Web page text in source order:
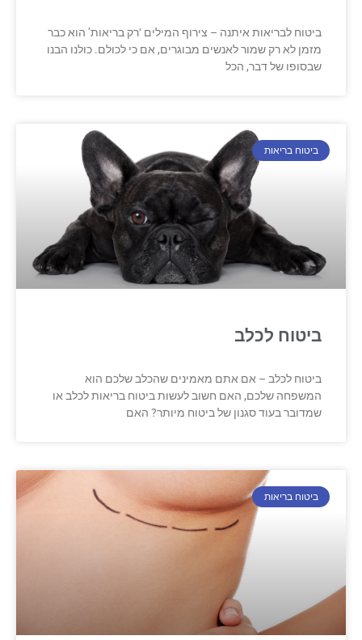
ביטוח לבריאות איתנה – צירוף המילים ‘רק בריאות’ הוא כבר
מזמן לא רק שמור לאנשים מבוגרים, אם כי לכולם. כולנו הבנו
שבסופו של דבר, הכל
ביטוח בריאות
ביטוח לכלב
ביטוח לכלב – אם אתם מאמינים שהכלב שלכם הוא
המשפחה שלכם, האם חשוב לעשות ביטוח בריאות לכלב או
שמדובר בעוד סגנון של ביטוח מיותר? האם
ביטוח בריאות